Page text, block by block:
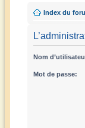
Index du
Nom
Mot de passe: